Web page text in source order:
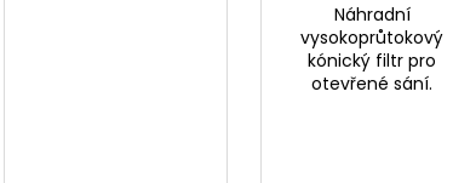
Náhradní
vysokoprůtokový
kónický filtr pro
otevřené sání.